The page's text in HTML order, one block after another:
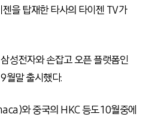
을 탑재한 타사의 타이젠 TV가
성전자와 손잡고 오픈 플랫폼인
월말 출시했다.
와 중국의 HKC등도10월중에